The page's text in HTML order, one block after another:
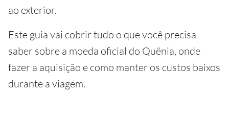
ao exterior.
Este guia vai cobrir tudo o que você precisa
saber sobre a moeda oficial do Quênia, onde
fazer a aquisição e como manter os custos baixos
durante a viagem.